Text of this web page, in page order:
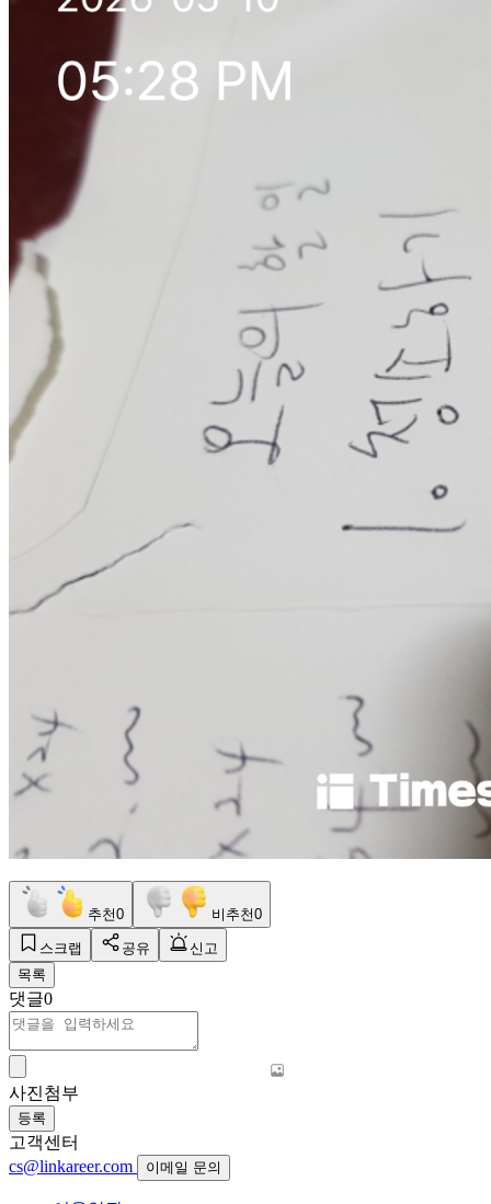
추천0 비추천0
스크랩 공유
신고
목록
댓글0
사진첨부
등록
고객센터
cs@linkareer.com
이메일 문의